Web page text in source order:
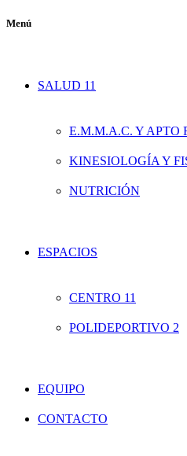
Menú
SALUD 11
E.M.M.A.C. Y APTO
KINESIOLOGÍA Y
NUTRICIÓN
ESPACIOS
CENTRO 11
POLIDEPORTIVO 2
EQUIPO
CONTACTO